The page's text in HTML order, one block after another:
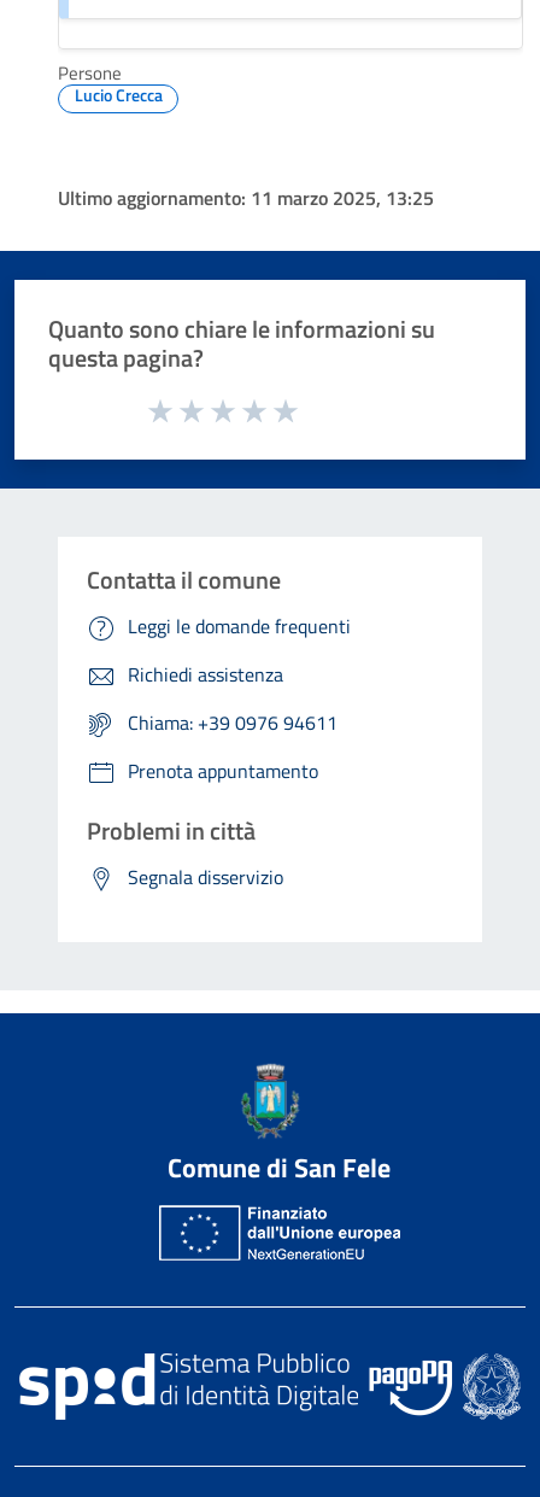
Persone
Lucio Crecca
Ultimo aggiornamento: 11 marzo 2025, 13:25
Quanto sono chiare le informazioni su
questa pagina?
Valuta da 1 a 5 stelle la pagina
Contatta il comune
Leggi le domande frequenti
Richiedi assistenza
Chiama: +39 0976 94611
Prenota appuntamento
Problemi in città
Segnala disservizio
Comune di San Fele